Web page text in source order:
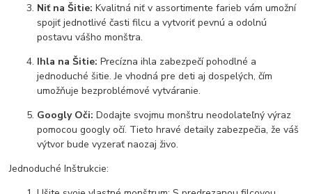
Niť na Šitie: Kvalitná niť v assortimente farieb vám umožní
spojiť jednotlivé časti filcu a vytvoriť pevnú a odolnú
postavu vášho monštra.
Ihla na Šitie: Precízna ihla zabezpečí pohodlné a
jednoduché šitie. Je vhodná pre deti aj dospelých, čím
umožňuje bezproblémové vytváranie.
Googly Oči: Dodajte svojmu monštru neodolateľný výraz
pomocou googly očí. Tieto hravé detaily zabezpečia, že váš
výtvor bude vyzerať naozaj živo.
Jednoduché Inštrukcie: